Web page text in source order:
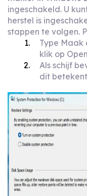
ingeschakeld. U
herstel is
stappen te volgen.
Type Maak
klik op
Als schijf
dit